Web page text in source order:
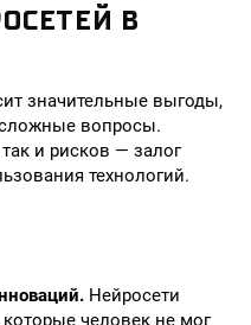
В
значительные выгоды,
вопросы.
и рисков — залог
технологий.
Нейросети
человек не мог